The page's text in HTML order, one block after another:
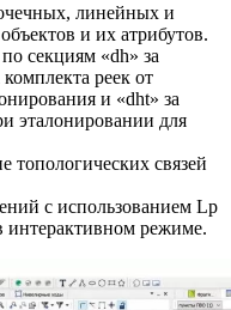
линейных и
и их атрибутов.
секциям «dh» за
реек от
и «dht» за
эталонировании для
топологических связей
с использованием Lp
интерактивном режиме.